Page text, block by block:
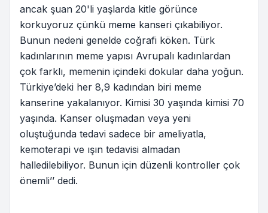
ancak şuan 20'li yaşlarda kitle görünce
korkuyoruz çünkü meme kanseri çıkabiliyor.
Bunun nedeni genelde coğrafi köken. Türk
kadınlarının meme yapısı Avrupalı kadınlardan
çok farklı, memenin içindeki dokular daha yoğun.
Türkiye’deki her 8,9 kadından biri meme
kanserine yakalanıyor. Kimisi 30 yaşında kimisi 70
yaşında. Kanser oluşmadan veya yeni
oluştuğunda tedavi sadece bir ameliyatla,
kemoterapi ve ışın tedavisi almadan
halledilebiliyor. Bunun için düzenli kontroller çok
önemli’’ dedi.